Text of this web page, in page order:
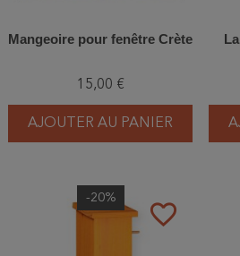
Mangeoire pour fenêtre Crète
15,00 €
AJOUTER AU PANIER
favorite_border
-20%